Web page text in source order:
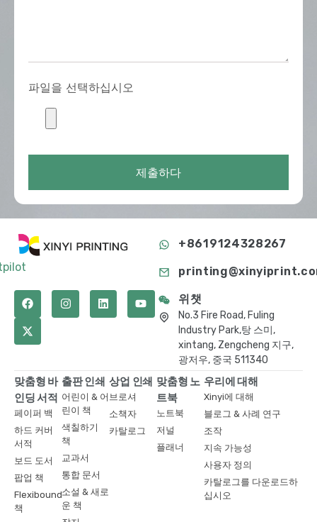
파일을 선택하십시오
제출하다
+8619124328267
위챗
No.3 Fire Road, Fuling
Industry Park,탕 스미,
xintang, Zengcheng 지구,
광저우, 중국 511340
맞춤형 바
인딩 서적
페이퍼 백
하드 커버
서적
보드 도서
팝업 책
Flexibound
책
출판 인쇄
어린이 & 어
린이 책
색칠하기
책
교과서
통합 문서
소설 & 새로
운 책
상업 인쇄
브로셔
소책자
카탈로그
맞춤형 노
트북
노트북
저널
플래너
우리에 대해
Xinyi에 대해
블로그 & 사례 연구
조작
지속 가능성
사용자 정의
카탈로그를 다운로드하
십시오